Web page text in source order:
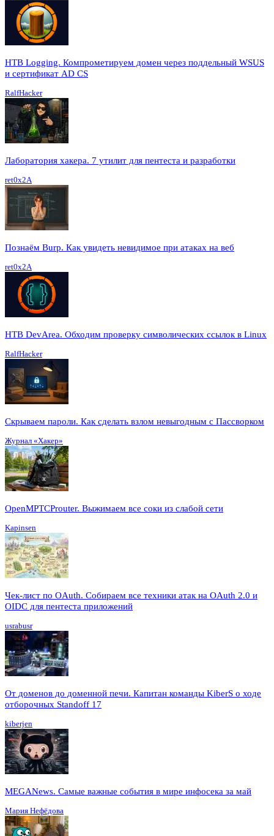
HTB Logging. Компрометируем домен через поддельный WSUS
и сертификат AD CS
RalfHacker
Лаборатория хакера. 7 утилит для пентеста и разработки
ret0x2A
Познаём Burp. Как увидеть невидимое при атаках на веб
ret0x2A
HTB DevArea. Обходим проверку символических ссылок в Linux
RalfHacker
Скрываем пароли. Как сделать взлом невыгодным с Пассворком
Журнал «Хакер»
OpenMPTCProuter. Выжимаем все соки из слабой сети
Kapinsen
Чек-лист по OAuth. Собираем все техники атак на OAuth 2.0 и
OIDC для пентеста приложений
usrabusr
От доменов до доменной печи. Капитан команды KiberS о ходе
отборочных Standoff 17
kiberjen
MEGANews. Cамые важные события в мире инфосека за май
Мария Нефёдова